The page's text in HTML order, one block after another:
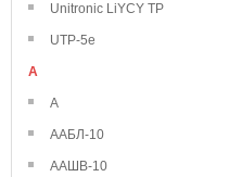
Unitronic LiYCY TP
UTP-5e
А
А
ААБЛ-10
ААШВ-10